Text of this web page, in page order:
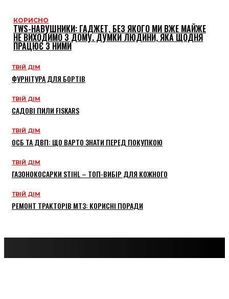
КОРИСНО
TWS-НАВУШНИКИ: ГАДЖЕТ, БЕЗ ЯКОГО МИ ВЖЕ МАЙЖЕ
НЕ ВИХОДИМО З ДОМУ. ДУМКИ ЛЮДИНИ, ЯКА ЩОДНЯ
ПРАЦЮЄ З НИМИ
ТВІЙ ДІМ
ФУРНІТУРА ДЛЯ БОРТІВ
ТВІЙ ДІМ
САДОВІ ПИЛИ FISKARS
ТВІЙ ДІМ
ОСБ ТА ДВП: ЩО ВАРТО ЗНАТИ ПЕРЕД ПОКУПКОЮ
ТВІЙ ДІМ
ГАЗОНОКОСАРКИ STIHL – ТОП-ВИБІР ДЛЯ КОЖНОГО
ТВІЙ ДІМ
РЕМОНТ ТРАКТОРІВ МТЗ: КОРИСНІ ПОРАДИ